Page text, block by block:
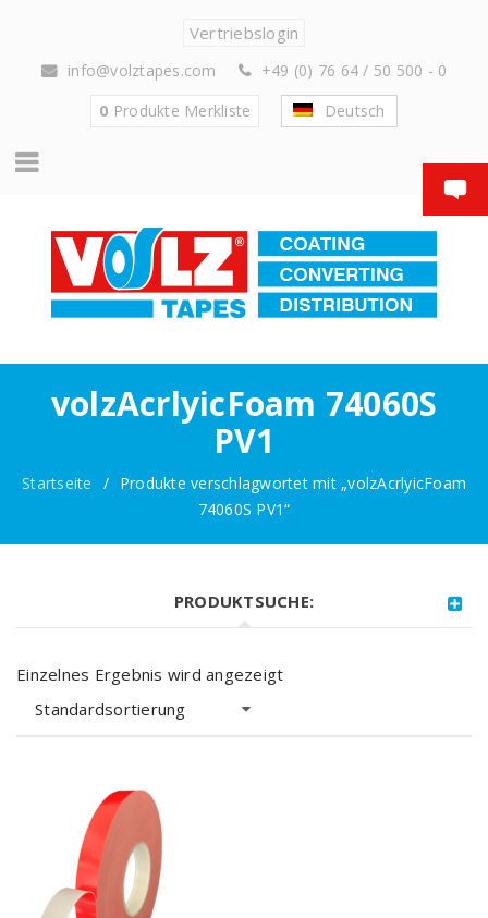
Vertriebslogin
info@volztapes.com
+49 (0) 76 64 / 50 500 - 0
0 Produkte Merkliste Deutsch
volzAcrlyicFoam 74060S
PV1
Startseite / Produkte verschlagwortet mit „volzAcrlyicFoam
74060S PV1“
PRODUKTSUCHE:
Einzelnes Ergebnis wird angezeigt
Standardsortierung